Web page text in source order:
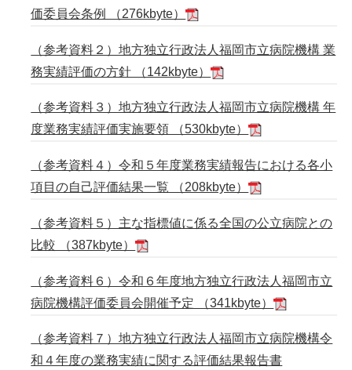
価委員会条例 （276kbyte）
（参考資料２）地方独立行政法人福岡市立病院機構 業
務実績評価の方針 （142kbyte）
（参考資料３）地方独立行政法人福岡市立病院機構 年
度業務実績評価実施要領 （530kbyte）
（参考資料４）令和５年度業務実績報告における各小
項目の自己評価結果一覧 （208kbyte）
（参考資料５）主な指標値に係る全国の公立病院との
比較 （387kbyte）
（参考資料６）令和６年度地方独立行政法人福岡市立
病院機構評価委員会開催予定 （341kbyte）
（参考資料７）地方独立行政法人福岡市立病院機構令
和４年度の業務実績に関する評価結果報告書